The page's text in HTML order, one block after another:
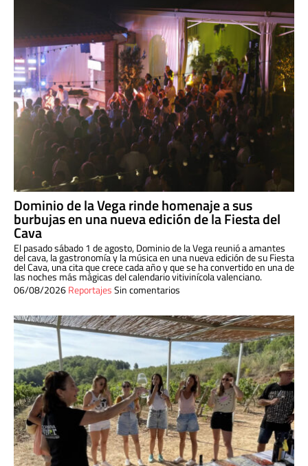
Dominio de la Vega rinde homenaje a sus
burbujas en una nueva edición de la Fiesta del
Cava
El pasado sábado 1 de agosto, Dominio de la Vega reunió a amantes
del cava, la gastronomía y la música en una nueva edición de su Fiesta
del Cava, una cita que crece cada año y que se ha convertido en una de
las noches más mágicas del calendario vitivinícola valenciano.
06/08/2026ReportajesSin comentarios